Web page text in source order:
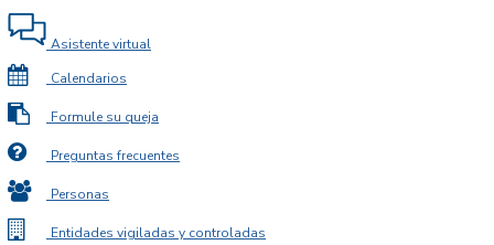
Asistente virtual
Calendarios
Formule su queja
Preguntas frecuentes
Personas
Entidades vigiladas y controladas